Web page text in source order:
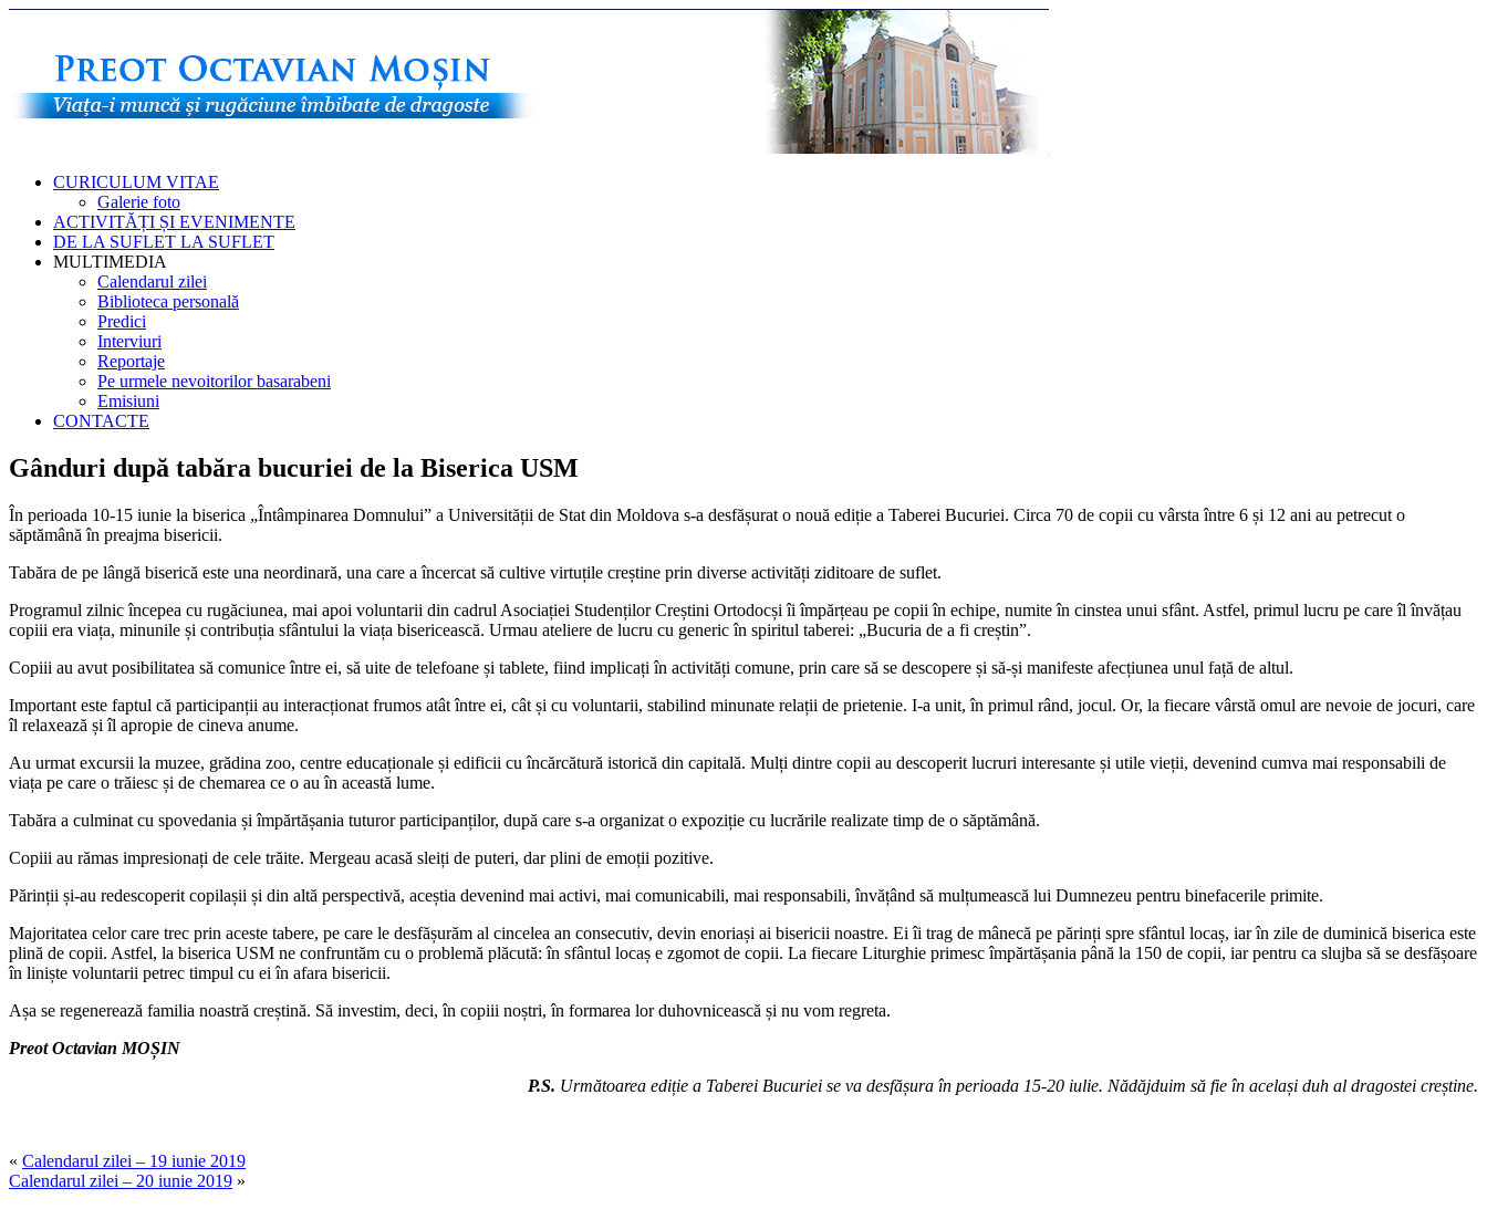
CURICULUM VITAE
Galerie foto
ACTIVITĂȚI ȘI EVENIMENTE
DE LA SUFLET LA SUFLET
MULTIMEDIA
Calendarul zilei
Biblioteca personală
Predici
Interviuri
Reportaje
Pe urmele nevoitorilor basarabeni
Emisiuni
CONTACTE
Gânduri după tabăra bucuriei de la Biserica USM
În perioada 10-15 iunie la biserica „Întâmpinarea Domnului” a Universității de Stat din Moldova s-a desfășurat o nouă ediție a Taberei Bucuriei. Circa 70 de copii cu vârsta între 6 și 12 ani au petrecut o
săptămână în preajma bisericii.
Tabăra de pe lângă biserică este una neordinară, una care a încercat să cultive virtuțile creștine prin diverse activități ziditoare de suflet.
Programul zilnic începea cu rugăciunea, mai apoi voluntarii din cadrul Asociației Studenților Creștini Ortodocși îi împărțeau pe copii în echipe, numite în cinstea unui sfânt. Astfel, primul lucru pe care îl învățau
copiii era viața, minunile și contribuția sfântului la viața bisericească. Urmau ateliere de lucru cu generic în spiritul taberei: „Bucuria de a fi creștin”.
Copiii au avut posibilitatea să comunice între ei, să uite de telefoane și tablete, fiind implicați în activități comune, prin care să se descopere și să-și manifeste afecțiunea unul față de altul.
Important este faptul că participanții au interacționat frumos atât între ei, cât și cu voluntarii, stabilind minunate relații de prietenie. I-a unit, în primul rând, jocul. Or, la fiecare vârstă omul are nevoie de jocuri, care
îl relaxează și îl apropie de cineva anume.
Au urmat excursii la muzee, grădina zoo, centre educaționale și edificii cu încărcătură istorică din capitală. Mulți dintre copii au descoperit lucruri interesante și utile vieții, devenind cumva mai responsabili de
viața pe care o trăiesc și de chemarea ce o au în această lume.
Tabăra a culminat cu spovedania și împărtășania tuturor participanților, după care s-a organizat o expoziție cu lucrările realizate timp de o săptămână.
Copiii au rămas impresionați de cele trăite. Mergeau acasă sleiți de puteri, dar plini de emoții pozitive.
Părinții și-au redescoperit copilașii și din altă perspectivă, aceștia devenind mai activi, mai comunicabili, mai responsabili, învățând să mulțumească lui Dumnezeu pentru binefacerile primite.
Majoritatea celor care trec prin aceste tabere, pe care le desfășurăm al cincelea an consecutiv, devin enoriași ai bisericii noastre. Ei îi trag de mânecă pe părinți spre sfântul locaș, iar în zile de duminică biserica este
plină de copii. Astfel, la biserica USM ne confruntăm cu o problemă plăcută: în sfântul locaș e zgomot de copii. La fiecare Liturghie primesc împărtășania până la 150 de copii, iar pentru ca slujba să se desfășoare
în liniște voluntarii petrec timpul cu ei în afara bisericii.
Așa se regenerează familia noastră creștină. Să investim, deci, în copiii noștri, în formarea lor duhovnicească și nu vom regreta.
Preot Octavian MOȘIN
P.S. Următoarea ediție a Taberei Bucuriei se va desfășura în perioada 15-20 iulie. Nădăjduim să fie în același duh al dragostei creștine.
« Calendarul zilei – 19 iunie 2019
Calendarul zilei – 20 iunie 2019 »